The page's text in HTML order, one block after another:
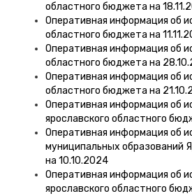
областного бюджета на
Оперативная информация об
областного бюджета на
Оперативная информация об
областного бюджета на
Оперативная информация об
областного бюджета на
Оперативная информация об
ярославского областного
Оперативная информация об
муниципальных образований
на 10.10.2024
Оперативная информация об
ярославского областного